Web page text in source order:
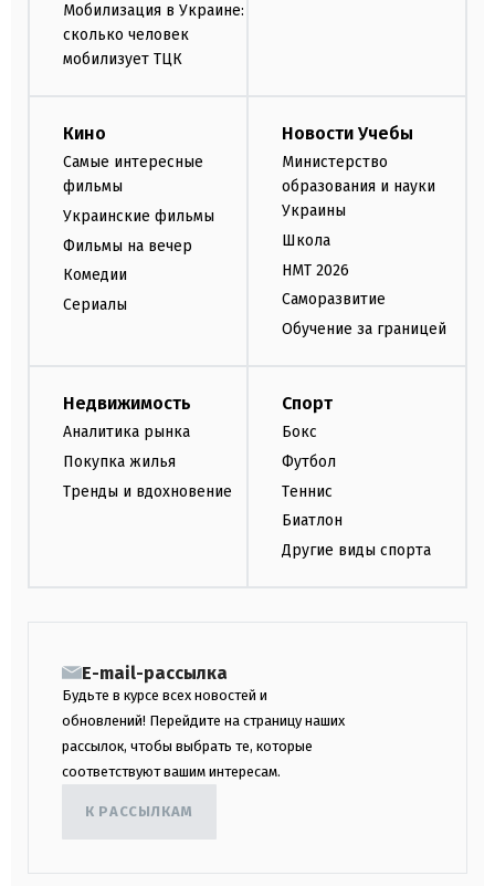
Мобилизация в Украине:
сколько человек
мобилизует ТЦК
Кино
Самые интересные
фильмы
Украинские фильмы
Фильмы на вечер
Комедии
Сериалы
Новости Учебы
Министерство
образования и науки
Украины
Школа
НМТ 2026
Саморазвитие
Обучение за границей
Недвижимость
Аналитика рынка
Покупка жилья
Тренды и вдохновение
Спорт
Бокс
Футбол
Теннис
Биатлон
Другие виды спорта
E-mail-рассылка
Будьте в курсе всех новостей и
обновлений! Перейдите на страницу наших
рассылок, чтобы выбрать те, которые
соответствуют вашим интересам.
К РАССЫЛКАМ